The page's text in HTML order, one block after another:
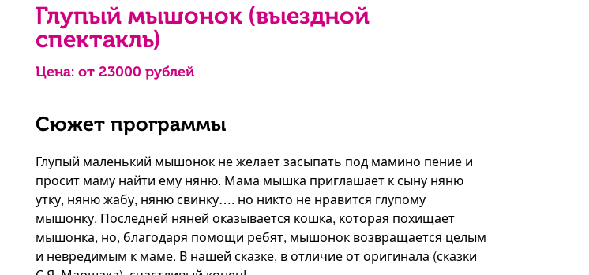
Глупый мышонок (выездной
спектакль)
Цена: от 23000 рублей
Сюжет программы
Глупый маленький мышонок не желает засыпать под мамино пение и
просит маму найти ему няню. Мама мышка приглашает к сыну няню
утку, няню жабу, няню свинку…. но никто не нравится глупому
мышонку. Последней няней оказывается кошка, которая похищает
мышонка, но, благодаря помощи ребят, мышонок возвращается целым
и невредимым к маме. В нашей сказке, в отличие от оригинала (сказки